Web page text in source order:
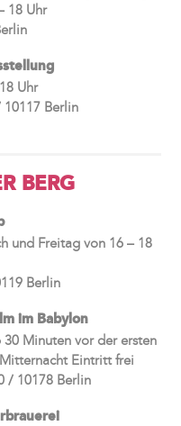
18 Uhr
Uhr
Berlin
BERG
und Freitag von 16 – 18
Berlin
im Babylon
Minuten vor der ersten
Eintritt frei
/ 10178 Berlin